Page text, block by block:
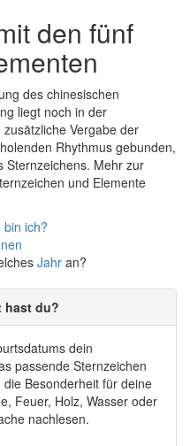
den fünf
des chinesischen
liegt noch in der
Vergabe der
Rhythmus gebunden,
Sternzeichens. Mehr zur
und Elemente
bin ich?
Jahr an?
hast du?
dein
passende Sternzeichen
Besonderheit für deine
Feuer, Holz, Wasser oder
nachlesen.